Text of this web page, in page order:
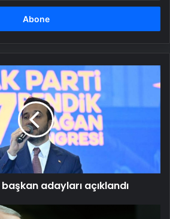
adayları açıklandı